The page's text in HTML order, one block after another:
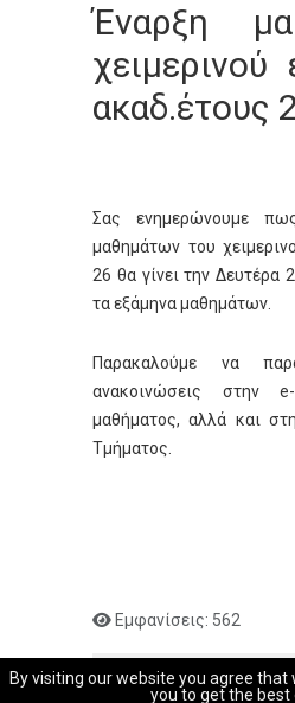
Έναρξη
χειμερινού
ακαδ.έτους
Σας ενημερώνουμε
μαθημάτων του
26 θα γίνει την
τα εξάμηνα μαθημάτων.
Παρακαλούμε να
ανακοινώσεις στην
μαθήματος, αλλά και
Τμήματος.
Εμφανίσεις: 562
By visiting our website you agree
you to get the best